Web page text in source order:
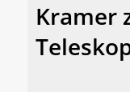
Kramer